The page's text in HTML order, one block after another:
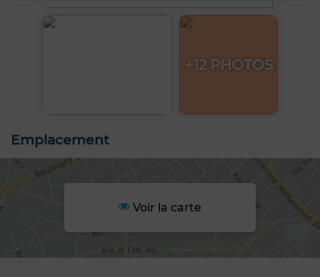
+12 PHOTOS
Emplacement
Voir la carte